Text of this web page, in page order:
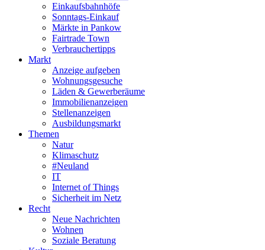
Einkaufsbahnhöfe
Sonntags-Einkauf
Märkte in Pankow
Fairtrade Town
Verbrauchertipps
Markt
Anzeige aufgeben
Wohnungsgesuche
Läden & Gewerberäume
Immobilienanzeigen
Stellenanzeigen
Ausbildungsmarkt
Themen
Natur
Klimaschutz
#Neuland
IT
Internet of Things
Sicherheit im Netz
Recht
Neue Nachrichten
Wohnen
Soziale Beratung